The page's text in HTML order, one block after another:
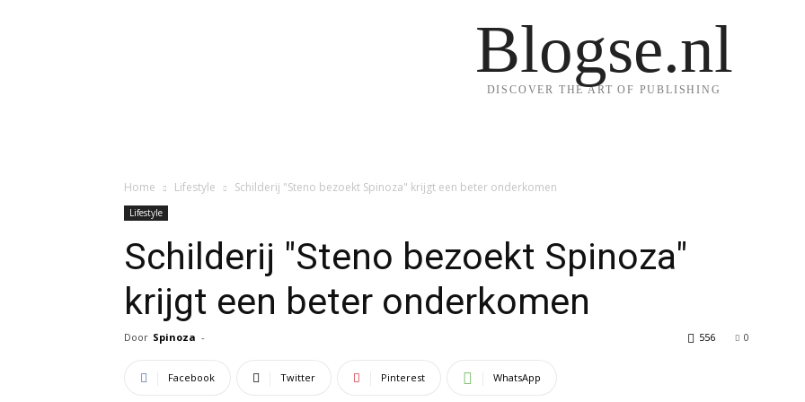
Blogse.nl
DISCOVER THE ART OF PUBLISHING
Home Lifestyle Schilderij "Steno bezoekt Spinoza" krijgt een beter onderkomen
Lifestyle
Schilderij "Steno bezoekt Spinoza"
krijgt een beter onderkomen
Door Spinoza - 0
556
Facebook Twitter Pinterest WhatsApp